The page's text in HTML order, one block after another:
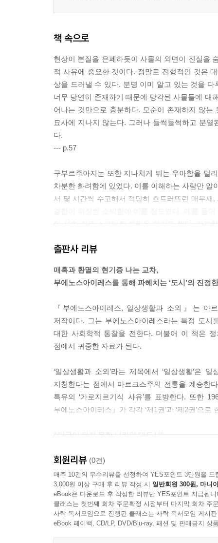
책 속으로
현상이 본질을 은폐하듯이 사물의 외면이 진실을
적 사유에 중요한 것이다. 정말로 전형적인 것은
상을 드러낼 수 있다. 분명 이미 알고 있는 것을
너무 당연히 존재하기 때문에 망각된 사물들에 대
어나는 것만으로 충분하다. 모순이 존재하지 않
묘사에 지나지 않는다. 그러나 들썩들썩하고 분
다.
--- p.57
구부르주아지는 또한 지나치게 튀는 우아함을 멀
차분한 화려함에 있었다. 이를 이해하는 사람만
서 몇 시간씩 수고해서 적당히 흐트러뜨린 매무
인 셔츠 같은 스포티한 차림을 하기도 했다. 간결
--- p.96
실존주의자들에 따르면, 일상적 존재의 비진정성
한(particular) 그 누구도 표상하지 않는 중립적이
사람, 비정상적인 사람, 미친 사람으로 여겨지는
정, 평온, 확신, 편안함을 쟁취하려는 욕망에 다름
--- p.135
있다. 즉, 미디어는 한편으로는 대량화
는 존재하지 않았던 개인화를 추구하기도 한다.
로그램들을 통해서이다. 아무튼 대중계급의 케이
수 있을 만큼의 충분한 소양이 결여되어 있다는
카페의 매력은 미리 약속을 하지 않고 가도 지인
는 도시 사교의 고유한 특징도 매력이었다. 그리
다. 카페는 도시 생활의 두드러진 특징이라고 할
거의 항상 창가나 벽 쪽 테이블에 앉는 산보객에
함께 있는 것이기 때문이다. 서로 말을 건넬 필요
출판사 리뷰
매혹과 환멸의 현기증 나는 교차,
부에노스아이레스를 통해 파헤치는 ‘도시’의 진정
『부에노스아이레스, 일상생활과 소외』는 아
저작이다. 그는 부에노스아이레스라는 특정 도
대한 사회학적 통찰을 전한다. 더불어 이 책은
점에서 귀중한 자료가 된다.
‘일상생활과 소외’라는 제목에서 ‘일상생활’은
지칭한다는 점에서 마르크스주의 전통을 계승한
특유의 ‘가로지르기식 사유’를 표방한다. 또한
부에노스아이레스』가 각각 ‘제1권’과 ‘제2권’으
“대국이 되지 못한 나라의 대도시”
‘남미의 파리’라는 수식어가 따라다니는 부에노
하구에 위치한 항구도시이다. 1890년대부터 독립
유럽의 전쟁 및 박해를 피해 건너온 망명자들이
“진정한 아르헨티나 전통은 모든 서구문화”라
개방성은 곧 항상 “대국이 되지 못한 나라의 대도
회원리뷰 (0건)
매주 10건의 우수리뷰를 선정하여 YES포인트 3만원을 드
3,000원 이상 구매 후 리뷰 작성 시 일반회원 300원, 마니
eBook은 다운로드 후 작성한 리뷰만 YES포인트 지급됩니
클래스는 첫번째 회차 주문확정 시점부터 마지막 회차 주
사락 독서모임으로 진행된 클래스는 사락 독서모임 게시
eBook 페이백, CD/LP, DVD/Blu-ray, 패션 및 판매금지 상